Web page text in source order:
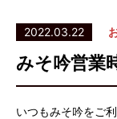
2022.03.22
みそ吟営業
いつもみそ吟をご